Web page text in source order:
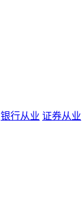
银行从业 证券从业